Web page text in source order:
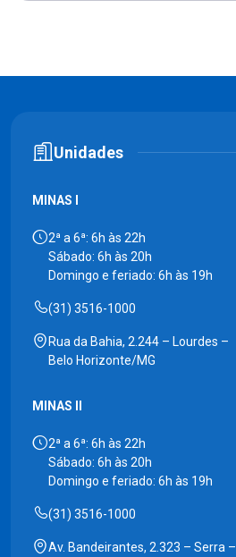
Unidades
MINAS I
2ª a 6ª: 6h às 22h
Sábado: 6h às 20h
Domingo e feriado: 6h às 19h
(31) 3516-1000
Rua da Bahia, 2.244 – Lourdes –
Belo Horizonte/MG
MINAS II
2ª a 6ª: 6h às 22h
Sábado: 6h às 20h
Domingo e feriado: 6h às 19h
(31) 3516-1000
Av. Bandeirantes, 2.323 – Serra –